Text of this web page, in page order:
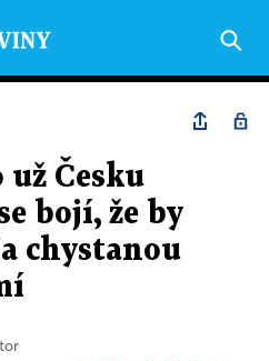
už Česku
bojí, že by
chystanou